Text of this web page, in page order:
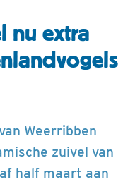
nu extra
Weerribben
zuivel van
half maart aan